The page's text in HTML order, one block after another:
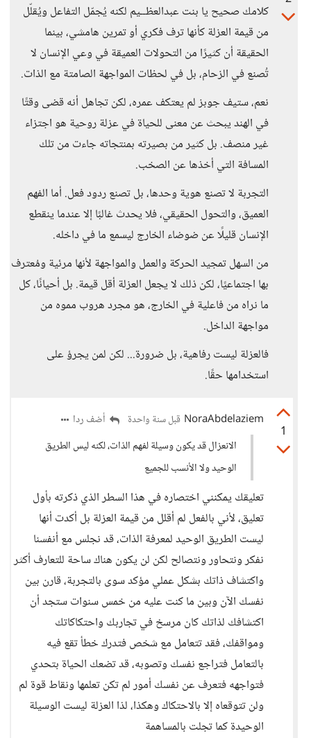
كلامك صحيح يا بنت عبدالعظــيم لكنه يُجمّل التفاعل ويُقلّل
من قيمة العزلة كأنها ترف فكري أو تمرين هامشي، بينما
الحقيقة أن كثيرًا من التحولات العميقة في وعي الإنسان لا
تُصنع في الزحام، بل في لحظات المواجهة الصامتة مع الذات.
نعم، ستيف جوبز لم يعتكف عمره، لكن تجاهل أنه قضى وقتًا
في الهند يبحث عن معنى للحياة في عزلة روحية هو اجتزاء
غير منصف. بل كثير من بصيرته بمنتجاته جاءت من تلك
المسافة التي أخذها عن الصخب.
التجربة لا تصنع هوية وحدها، بل تصنع ردود فعل. أما الفهم
العميق، والتحول الحقيقي، فلا يحدث غالبًا إلا عندما ينقطع
الإنسان قليلًا عن ضوضاء الخارج ليسمع ما في داخله.
من السهل تمجيد الحركة والعمل والمواجهة لأنها مرئية ومُعترف
بها اجتماعيًا، لكن ذلك لا يجعل العزلة أقل قيمة. بل أحيانًا، كل
ما نراه من فاعلية في الخارج، هو مجرد هروب مموه من
مواجهة الداخل.
فالعزلة ليست رفاهية، بل ضرورة... لكن لمن يجرؤ على
استخدامها حقًا.
1
NoraAbdelaziem قبل سنة واحدة
أضف ردا
الانعزال قد يكون وسيلة لفهم الذات، لكنه ليس الطريق
الوحيد ولا الأنسب للجميع
تعليقك يمكنني اختصاره في هذا السطر الذي ذكرته بأول
تعليق، لأني بالفعل لم أقلل من قيمة العزلة بل أكدت أنها
ليست الطريق الوحيد لمعرفة الذات، قد نجلس مع أنفسنا
نفكر ونتحاور ونتصالح لكن لن يكون هناك ساحة للتعارف أكثر
واكتشاف ذاتك بشكل عملي مؤكد سوى بالتجربة، قارن بين
نفسك الآن وبين ما كنت عليه من خمس سنوات ستجد أن
اكتشافك لذاتك كان مرسخ في تجاربك واحتكاكاتك
ومواقفك، فقد تتعامل مع شخص فتدرك خطأ تقع فيه
بالتعامل فتراجع نفسك وتصوبه، قد تضعك الحياة بتحدي
فتواجهه فتعرف عن نفسك أمور لم تكن تعلمها ونقاط قوة لم
ولن تتوقعاه إلا بالاحتكاك وهكذا، لذا العزلة ليست الوسيلة
الوحيدة كما تجلت بالمساهمة